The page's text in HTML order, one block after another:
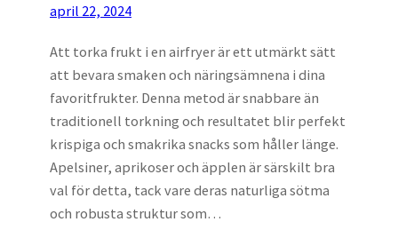
april 22, 2024
Att torka frukt i en airfryer är ett utmärkt sätt
att bevara smaken och näringsämnena i dina
favoritfrukter. Denna metod är snabbare än
traditionell torkning och resultatet blir perfekt
krispiga och smakrika snacks som håller länge.
Apelsiner, aprikoser och äpplen är särskilt bra
val för detta, tack vare deras naturliga sötma
och robusta struktur som…